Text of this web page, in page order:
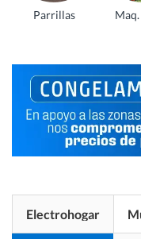
Parrillas
Electrohogar